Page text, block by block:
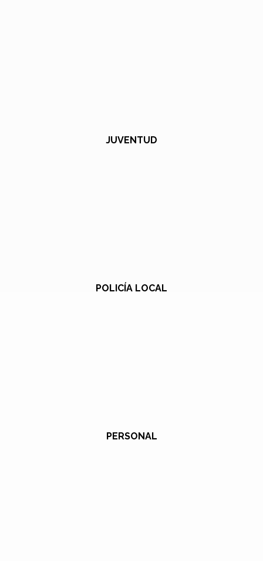
JUVENTUD
POLICÍA LOCAL
PERSONAL